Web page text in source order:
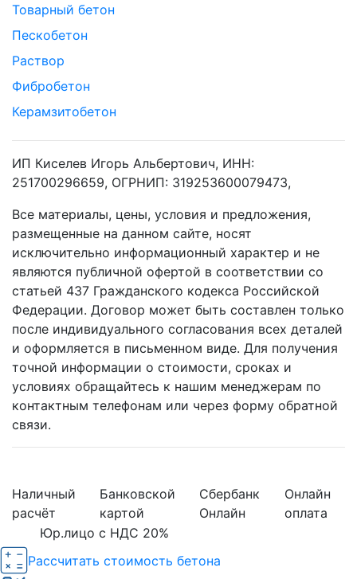
Товарный бетон
Пескобетон
Раствор
Фибробетон
Керамзитобетон
ИП Киселев Игорь Альбертович, ИНН:
251700296659, ОГРНИП: 319253600079473,
Все материалы, цены, условия и предложения,
размещенные на данном сайте, носят
исключительно информационный характер и не
являются публичной офертой в соответствии со
статьей 437 Гражданского кодекса Российской
Федерации. Договор может быть составлен только
после индивидуального согласования всех деталей
и оформляется в письменном виде. Для получения
точной информации о стоимости, сроках и
условиях обращайтесь к нашим менеджерам по
контактным телефонам или через форму обратной
связи.
Наличный
расчёт
Банковской
картой
Сбербанк
Онлайн
Онлайн
оплата
Юр.лицо с НДС 20%
Рассчитать стоимость бетона